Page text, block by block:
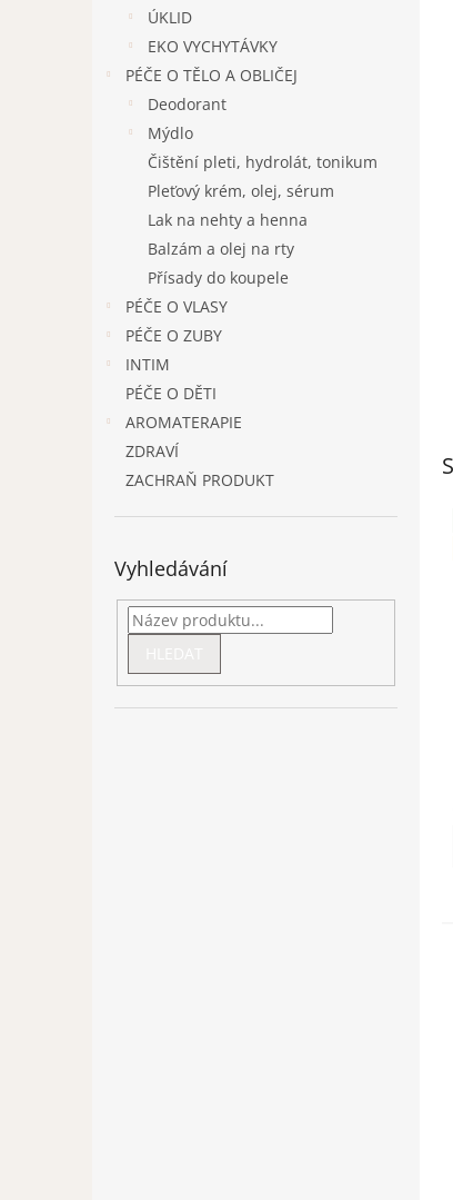
ÚKLID
EKO VYCHYTÁVKY
PÉČE O TĚLO A OBLIČEJ
Deodorant
Mýdlo
Čištění pleti, hydrolát, tonikum
Pleťový krém, olej, sérum
Lak na nehty a henna
Balzám a olej na rty
Přísady do koupele
PÉČE O VLASY
PÉČE O ZUBY
INTIM
PÉČE O DĚTI
AROMATERAPIE
ZDRAVÍ
ZACHRAŇ PRODUKT
Vyhledávání